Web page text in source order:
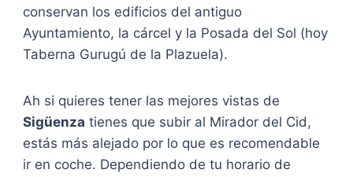
conservan los edificios del antiguo
Ayuntamiento, la cárcel y la Posada del Sol (hoy
Taberna Gurugú de la Plazuela).
Ah si quieres tener las mejores vistas de
Sigüenza tienes que subir al Mirador del Cid,
estás más alejado por lo que es recomendable
ir en coche. Dependiendo de tu horario de